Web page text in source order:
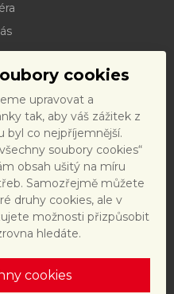
cookies
upravovat a
tak, aby váš zážitek z
byl co nejpříjemnější.
soubory cookies“
obsah ušitý na míru
Samozřejmě můžete
druhy cookies, ale v
možnosti přizpůsobit
hledáte.
cookies
stažení
řád
formulář
právní předpisy
dat
cookies